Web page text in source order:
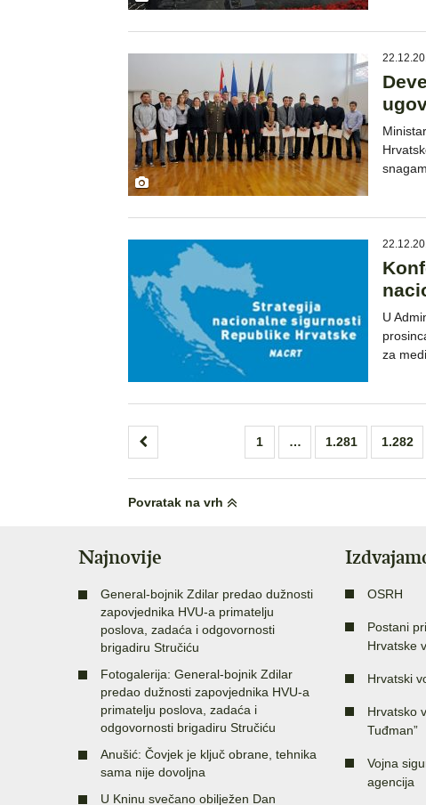
U
za
Brojevi
objava
1 … 1.281 1.282
Povratak na vrh
Najnovije
General-bojnik Zdilar predao dužnosti
zapovjednika HVU-a primatelju
poslova, zadaća i odgovornosti
brigadiru Stručiću
Fotogalerija: General-bojnik Zdilar
predao dužnosti zapovjednika HVU-a
primatelju poslova, zadaća i
odgovornosti brigadiru Stručiću
Anušić: Čovjek je ključ obrane, tehnika
sama nije dovoljna
U Kninu svečano obilježen Dan
OSRH
Postani
Hrvatske
Hrvatski
Hrvatsko
Tuđman”
Vojna
agencija